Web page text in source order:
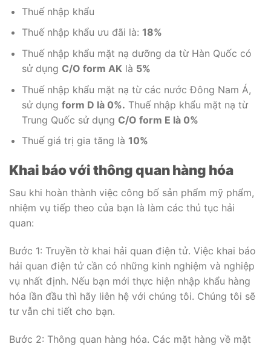
Thuế nhập khẩu
Thuế nhập khẩu ưu đãi là: 18%
Thuế nhập khẩu mặt nạ dưỡng da từ Hàn Quốc có
sử dụng C/O form AKlà 5%
Thuế nhập khẩu mặt nạ từ các nước Đông Nam Á,
sử dụng form D là 0%. Thuế nhập khẩu mặt nạ từ
Trung Quốc sử dụng C/O form E là 0%
Thuế giá trị gia tăng là 10%
Khai báo với thông quan hàng hóa
Sau khi hoàn thành việc công bố sản phẩm mỹ phẩm,
nhiệm vụ tiếp theo của bạn là làm các thủ tục hải
quan:
Bước 1: Truyền tờ khai hải quan điện tử. Việc khai báo
hải quan điện tử cần có những kinh nghiệm và nghiệp
vụ nhất định. Nếu bạn mới thực hiện nhập khẩu hàng
hóa lần đầu thì hãy liên hệ với chúng tôi. Chúng tôi sẽ
tư vẫn chi tiết cho bạn.
Bước 2: Thông quan hàng hóa. Các mặt hàng về mặt